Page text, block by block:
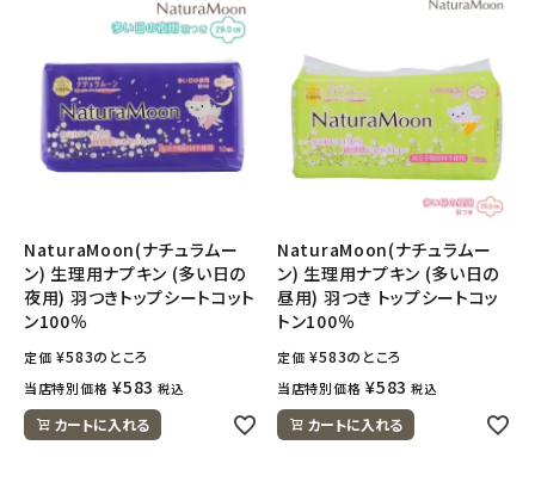
NaturaMoon(ナチュラムー
ン) 生理用ナプキン (多い日の
夜用) 羽つきトップシートコット
ン100％
定価 ¥583のところ
当店特別価格 ¥583 税込
カートに入れる
NaturaMoon(ナチュラムー
ン) 生理用ナプキン (多い日の
昼用) 羽つき トップシートコッ
トン100％
定価 ¥583のところ
当店特別価格 ¥583 税込
カートに入れる